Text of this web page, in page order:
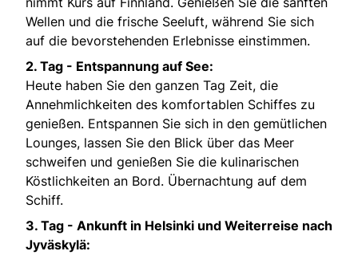
Wellen und die frische Seeluft, während Sie sich
auf die bevorstehenden Erlebnisse einstimmen.
2. Tag - Entspannung auf See:
Heute haben Sie den ganzen Tag Zeit, die
Annehmlichkeiten des komfortablen Schiffes zu
genießen. Entspannen Sie sich in den gemütlichen
Lounges, lassen Sie den Blick über das Meer
schweifen und genießen Sie die kulinarischen
Köstlichkeiten an Bord. Übernachtung auf dem
Schiff.
3. Tag - Ankunft in Helsinki und Weiterreise nach
Jyväskylä: